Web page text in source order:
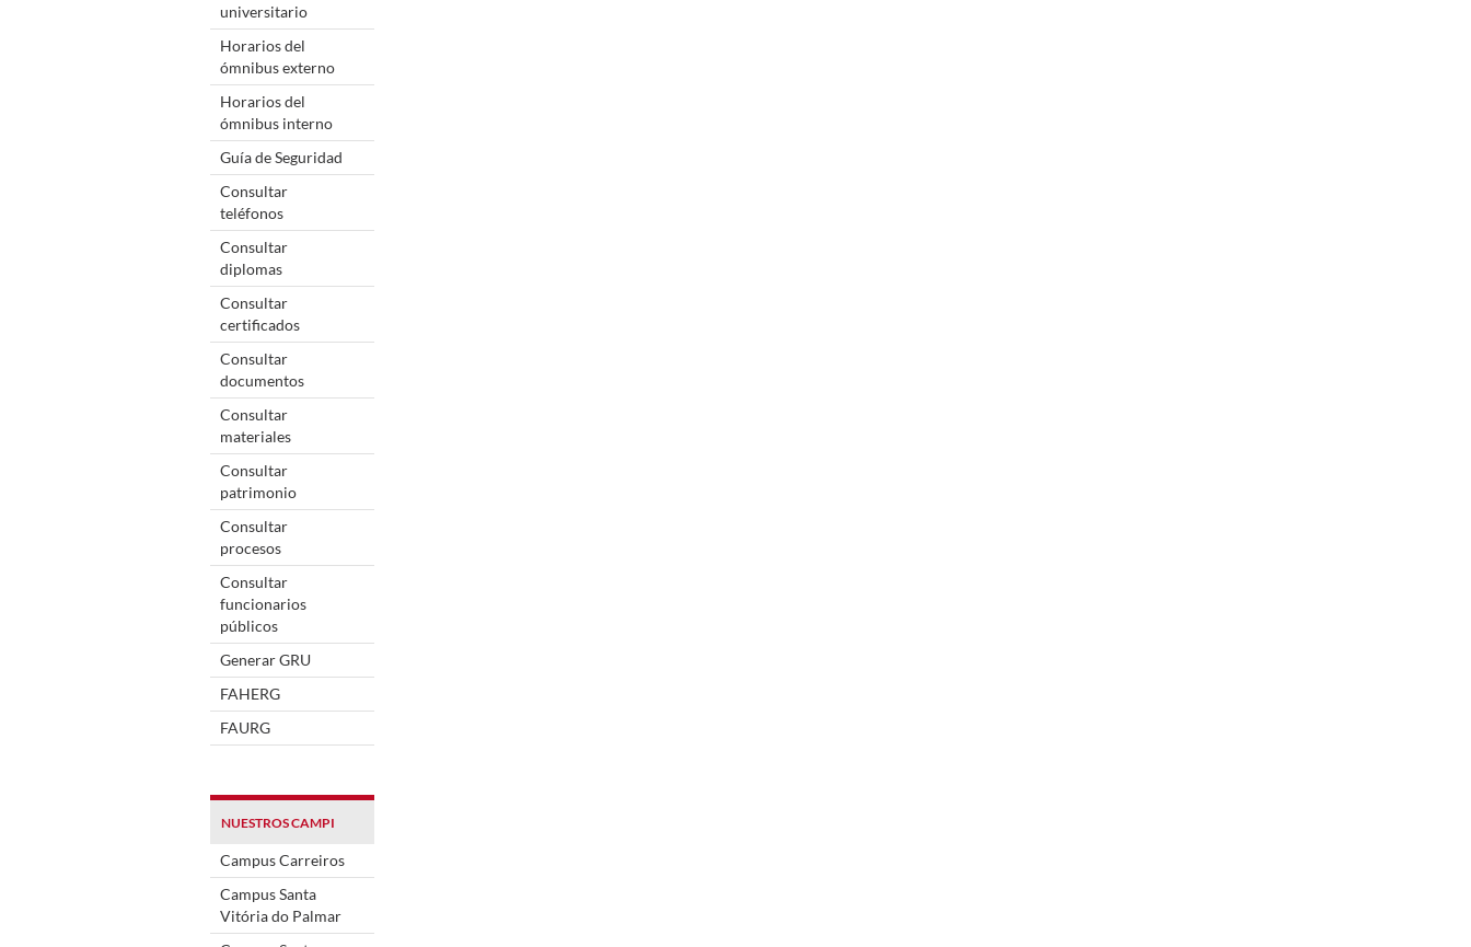
universitario
Horarios del
ómnibus externo
Horarios del
ómnibus interno
Guía de Seguridad
Consultar
teléfonos
Consultar
diplomas
Consultar
certificados
Consultar
documentos
Consultar
materiales
Consultar
patrimonio
Consultar
procesos
Consultar
funcionarios
públicos
Generar GRU
FAHERG
FAURG
NUESTROS CAMPI
Campus Carreiros
Campus Santa
Vitória do Palmar